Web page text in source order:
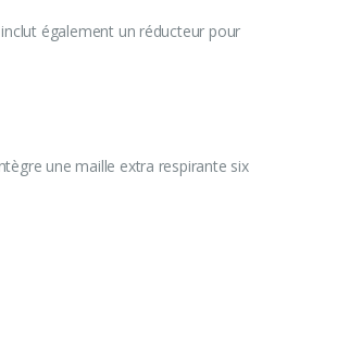
également un réducteur pour
une maille extra respirante six